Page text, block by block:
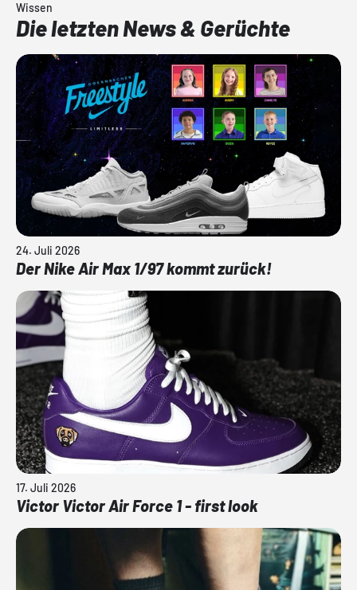
Wissen
Die letzten News & Gerüchte
24. Juli 2026
Der Nike Air Max 1/97 kommt zurück!
17. Juli 2026
Victor Victor Air Force 1 - first look